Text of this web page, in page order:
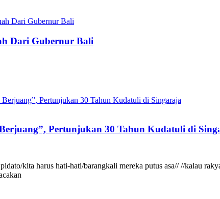
Dari Gubernur Bali
Pertunjukan 30 Tahun Kudatuli di
kita harus hati-hati/barangkali mereka putus asa// //kalau